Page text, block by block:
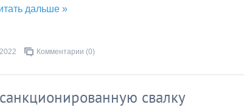
дальше »
Комментарии (0)
свалку